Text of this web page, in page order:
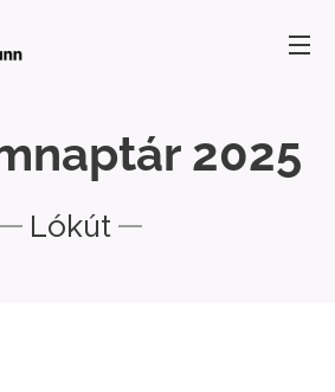
2025
Lókút